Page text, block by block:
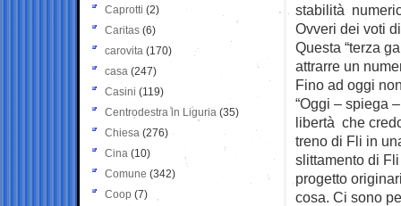
stabilità
Ovveri dei voti
Questa “terza
attrarre un
Fino ad oggi
“Oggi – spiega
libertà che
treno di Fli in
slittamento di
progetto
cosa. Ci sono
Caprotti (2)
Caritas (6)
carovita (170)
casa (247)
Casini (119)
Centrodestra in Liguria (35)
Chiesa (276)
Cina (10)
Comune (342)
Coop (7)